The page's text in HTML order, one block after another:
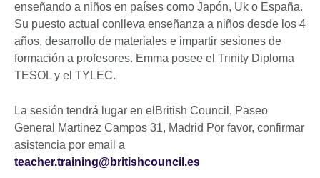
enseñando a niños en países como Japón, Uk o España.
Su puesto actual conlleva enseñanza a niños desde los 4
años, desarrollo de materiales e impartir sesiones de
formación a profesores. Emma posee el Trinity Diploma
TESOL y el TYLEC.
La sesión tendrá lugar en elBritish Council, Paseo
General Martinez Campos 31, Madrid Por favor, confirmar
asistencia por email a
teacher.training@britishcouncil.es